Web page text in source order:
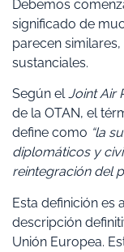
Debemos
significado de
parecen
sustanciales.
Según elJoint Air
de la OTAN, el
define como “la
diplomáticos y
reintegración del
Esta definición es
descripción
Unión Europea.